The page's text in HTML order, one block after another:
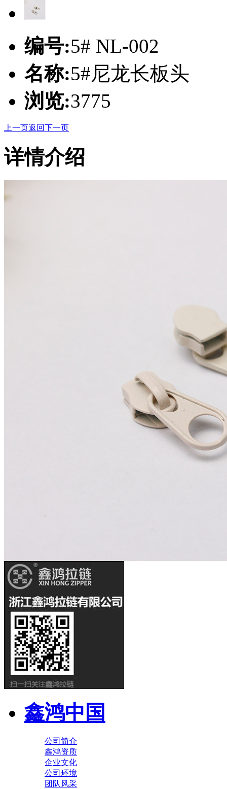
编号:5# NL-002
名称:5#尼龙长板头
浏览:3775
上一页返回下一页
详情介绍
鑫鸿中国
公司简介
鑫鸿资质
企业文化
公司环境
团队风采